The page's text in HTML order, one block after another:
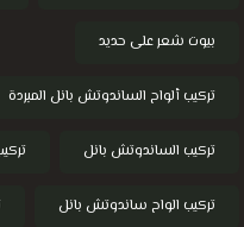
بيوت شعر على حديد
تركيب ألواح الساندوتش بانل المبردة
تركيب الساندوتش بانل
تركيب الواح ساندوتش بانل